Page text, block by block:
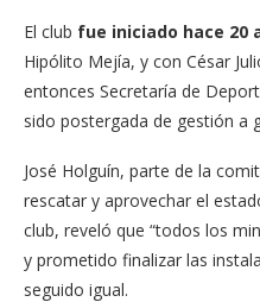
El club fue iniciado hace 20
Hipólito Mejía, y con César
entonces Secretaría de
sido postergada de gestión a
José Holguín, parte de la
rescatar y aprovechar el
club, reveló que “todos los
y prometido finalizar las
seguido igual.